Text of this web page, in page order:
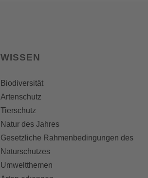
WISSEN
Biodiversität
Artenschutz
Tierschutz
Natur des Jahres
Gesetzliche Rahmenbedingungen des
Naturschutzes
Umweltthemen